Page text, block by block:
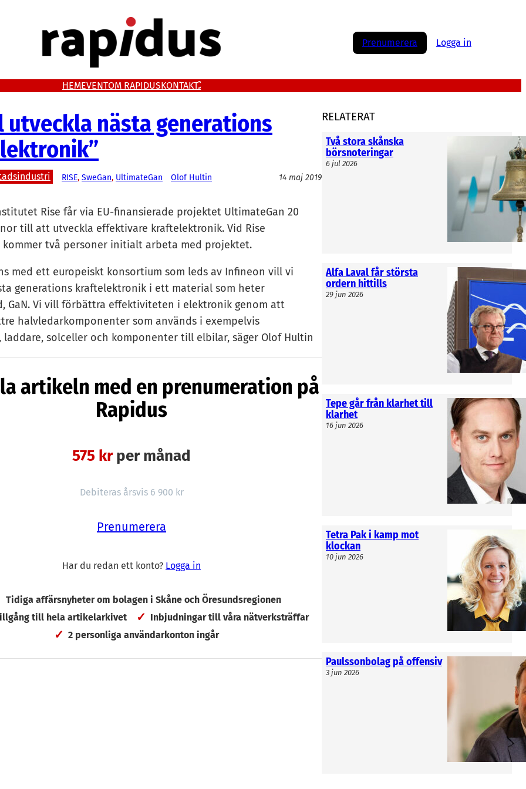
Prenumerera Logga in
HEMEVENTOM RAPIDUSKONTAKT
utveckla nästa generations
RISE, SweGan, UltimateGan Olof Hultin 14 maj 2019
Rise får via EU-finansierade projektet UltimateGan 20
till att utveckla effektivare kraftelektronik. Vid Rise
kommer två personer initialt arbeta med projektet.
med ett europeiskt konsortium som leds av Infineon vill vi
generations kraftelektronik i ett material som heter
GaN. Vi vill förbättra effektiviteten i elektronik genom att
halvledarkomponenter som används i exempelvis
laddare, solceller och komponenter till elbilar, säger Olof Hultin
och ansvarig för etableringen av Acreo i Lund, en del av Rise
arbetar med hårdvara, elektronik och optik.
Infineon leder projektet. Ett europeiskt konsortium
Aixtron. Från svenskt håll deltar, utöver Rise, SweGan i Linköping
inom Rise för UltimateGan.
som tillfaller Rise står Vinnova för runt fem miljoner och
artikeln med en prenumeration på
Rapidus
575 krper månad
Debiteras årsvis 6 900 kr
Prenumerera
Har du redan ett konto? Logga in
Tidiga affärsnyheter om bolagen i Skåne och Öresundsregionen
till hela artikelarkivet
Inbjudningar till våra nätverksträffar
2 personliga användarkonton ingår
RELATERAT
Två stora skånska
börsnoteringar
6 jul 2026
Alfa Laval får största
ordern hittills
29 jun 2026
Tepe går från klarhet till
klarhet
16 jun 2026
Tetra Pak i kamp mot
klockan
10 jun 2026
Paulssonbolag på offensiv
3 jun 2026